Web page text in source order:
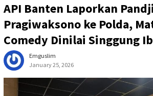
API Banten Laporkan Pandji
Pragiwaksono ke Polda,
Comedy Dinilai Singgung
Emguslim
January 25, 2026